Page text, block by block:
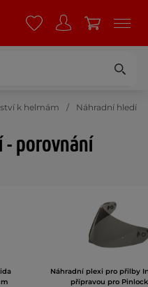
k helmám Náhradní hledí
porovnání
Náhradní plexi pro přilby
přípravou pro